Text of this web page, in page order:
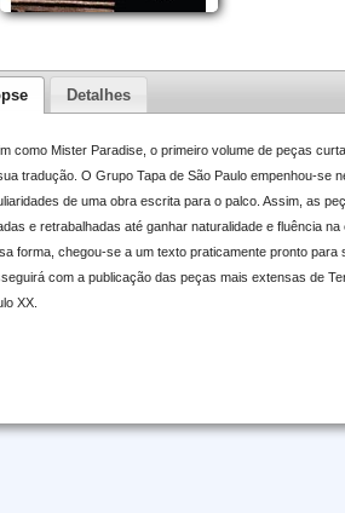
Detalhes
como Mister Paradise, o primeiro volume de peças
tradução. O Grupo Tapa de São Paulo empenhou-se
de uma obra escrita para o palco. Assim, as
e retrabalhadas até ganhar naturalidade e fluência
forma, chegou-se a um texto praticamente pronto
com a publicação das peças mais extensas de
XX.